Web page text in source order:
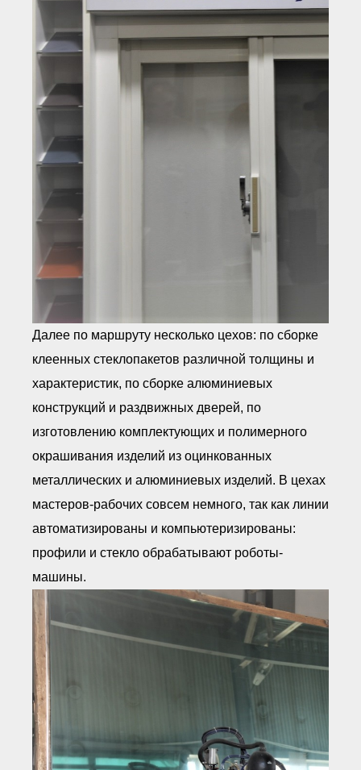
Далее по маршруту несколько цехов: по сборке
клеенных стеклопакетов различной толщины и
характеристик, по сборке алюминиевых
конструкций и раздвижных дверей, по
изготовлению комплектующих и полимерного
окрашивания изделий из оцинкованных
металлических и алюминиевых изделий. В цехах
мастеров-рабочих совсем немного, так как линии
автоматизированы и компьютеризированы:
профили и стекло обрабатывают роботы-
машины.